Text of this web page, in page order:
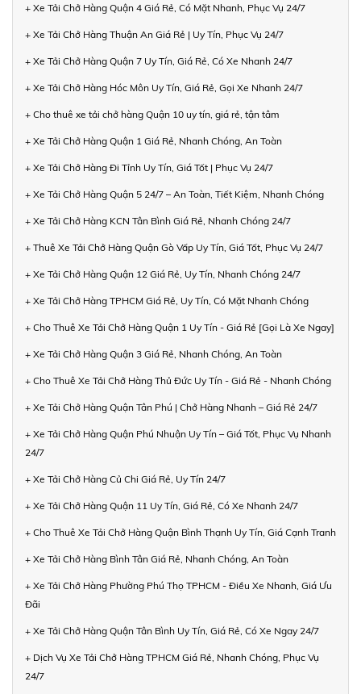
+ Xe Tải Chở Hàng Quận 4 Giá Rẻ, Có Mặt Nhanh, Phục Vụ 24/7
+ Xe Tải Chở Hàng Thuận An Giá Rẻ | Uy Tín, Phục Vụ 24/7
+ Xe Tải Chở Hàng Quận 7 Uy Tín, Giá Rẻ, Có Xe Nhanh 24/7
+ Xe Tải Chở Hàng Hóc Môn Uy Tín, Giá Rẻ, Gọi Xe Nhanh 24/7
+ Cho thuê xe tải chở hàng Quận 10 uy tín, giá rẻ, tận tâm
+ Xe Tải Chở Hàng Quận 1 Giá Rẻ, Nhanh Chóng, An Toàn
+ Xe Tải Chở Hàng Đi Tỉnh Uy Tín, Giá Tốt | Phục Vụ 24/7
+ Xe Tải Chở Hàng Quận 5 24/7 – An Toàn, Tiết Kiệm, Nhanh Chóng
+ Xe Tải Chở Hàng KCN Tân Bình Giá Rẻ, Nhanh Chóng 24/7
+ Thuê Xe Tải Chở Hàng Quận Gò Vấp Uy Tín, Giá Tốt, Phục Vụ 24/7
+ Xe Tải Chở Hàng Quận 12 Giá Rẻ, Uy Tín, Nhanh Chóng 24/7
+ Xe Tải Chở Hàng TPHCM Giá Rẻ, Uy Tín, Có Mặt Nhanh Chóng
+ Cho Thuê Xe Tải Chở Hàng Quận 1 Uy Tín - Giá Rẻ [Gọi Là Xe Ngay]
+ Xe Tải Chở Hàng Quận 3 Giá Rẻ, Nhanh Chóng, An Toàn
+ Cho Thuê Xe Tải Chở Hàng Thủ Đức Uy Tín - Giá Rẻ - Nhanh Chóng
+ Xe Tải Chở Hàng Quận Tân Phú | Chở Hàng Nhanh – Giá Rẻ 24/7
+ Xe Tải Chở Hàng Quận Phú Nhuận Uy Tín – Giá Tốt, Phục Vụ Nhanh
24/7
+ Xe Tải Chở Hàng Củ Chi Giá Rẻ, Uy Tín 24/7
+ Xe Tải Chở Hàng Quận 11 Uy Tín, Giá Rẻ, Có Xe Nhanh 24/7
+ Cho Thuê Xe Tải Chở Hàng Quận Bình Thạnh Uy Tín, Giá Cạnh Tranh
+ Xe Tải Chở Hàng Bình Tân Giá Rẻ, Nhanh Chóng, An Toàn
+ Xe Tải Chở Hàng Phường Phú Thọ TPHCM - Điều Xe Nhanh, Giá Ưu
Đãi
+ Xe Tải Chở Hàng Quận Tân Bình Uy Tín, Giá Rẻ, Có Xe Ngay 24/7
+ Dịch Vụ Xe Tải Chở Hàng TPHCM Giá Rẻ, Nhanh Chóng, Phục Vụ
24/7